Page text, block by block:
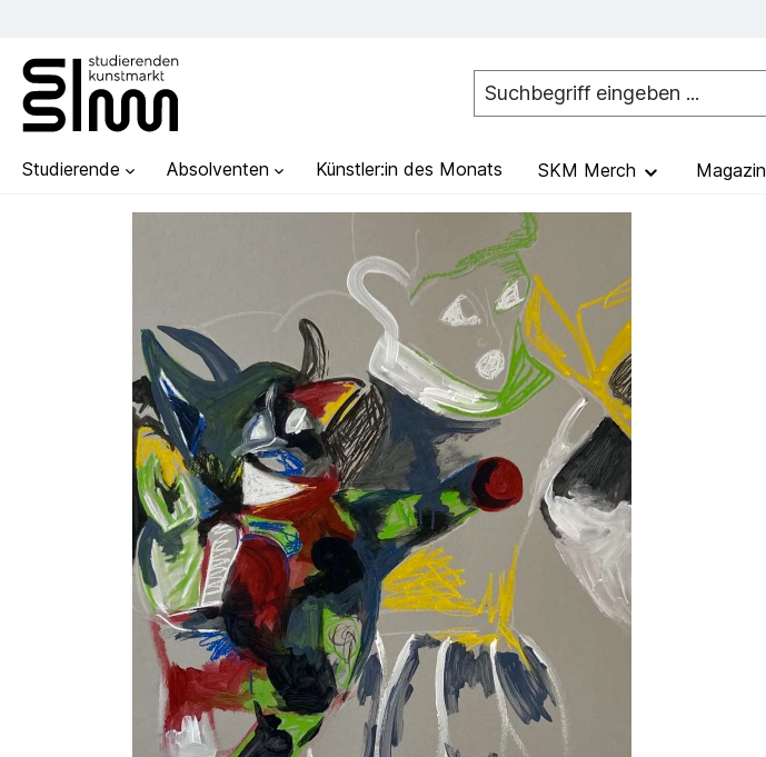
Studierende Absolventen Künstler:in des Monats SKM Merch Magazin